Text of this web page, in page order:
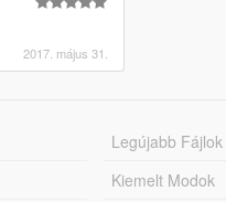
2017. május 31.
Legújabb Fájlok
Kiemelt Modok